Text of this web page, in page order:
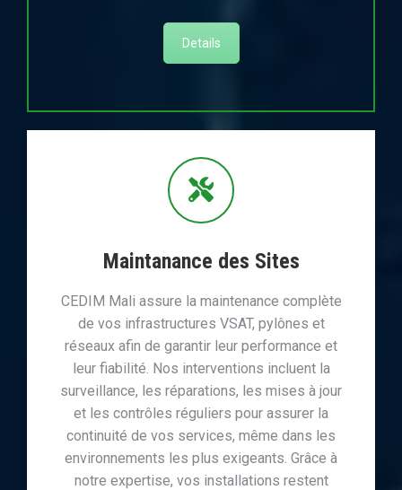
Details
Maintanance des Sites
CEDIM Mali assure la maintenance complète
de vos infrastructures VSAT, pylônes et
réseaux afin de garantir leur performance et
leur fiabilité. Nos interventions incluent la
surveillance, les réparations, les mises à jour
et les contrôles réguliers pour assurer la
continuité de vos services, même dans les
environnements les plus exigeants. Grâce à
notre expertise, vos installations restent